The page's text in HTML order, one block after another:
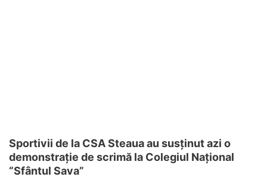
Sportivii de la CSA Steaua au susținut azi o
demonstrație de scrimă la Colegiul Național
“Sfântul Sava”